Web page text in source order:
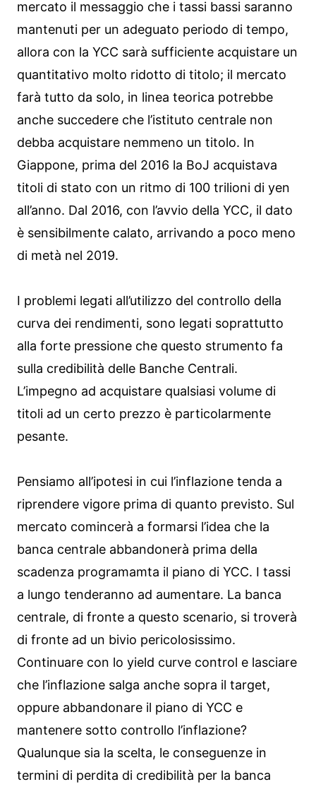
mercato il messaggio che i tassi bassi saranno
mantenuti per un adeguato periodo di tempo,
allora con la YCC sarà sufficiente acquistare un
quantitativo molto ridotto di titolo; il mercato
farà tutto da solo, in linea teorica potrebbe
anche succedere che l’istituto centrale non
debba acquistare nemmeno un titolo. In
Giappone, prima del 2016 la BoJ acquistava
titoli di stato con un ritmo di 100 trilioni di yen
all’anno. Dal 2016, con l’avvio della YCC, il dato
è sensibilmente calato, arrivando a poco meno
di metà nel 2019.
I problemi legati all’utilizzo del controllo della
curva dei rendimenti, sono legati soprattutto
alla forte pressione che questo strumento fa
sulla credibilità delle Banche Centrali.
L’impegno ad acquistare qualsiasi volume di
titoli ad un certo prezzo è particolarmente
pesante.
Pensiamo all’ipotesi in cui l’inflazione tenda a
riprendere vigore prima di quanto previsto. Sul
mercato comincerà a formarsi l’idea che la
banca centrale abbandonerà prima della
scadenza programamta il piano di YCC. I tassi
a lungo tenderanno ad aumentare. La banca
centrale, di fronte a questo scenario, si troverà
di fronte ad un bivio pericolosissimo.
Continuare con lo yield curve control e lasciare
che l’inflazione salga anche sopra il target,
oppure abbandonare il piano di YCC e
mantenere sotto controllo l’inflazione?
Qualunque sia la scelta, le conseguenze in
termini di perdita di credibilità per la banca